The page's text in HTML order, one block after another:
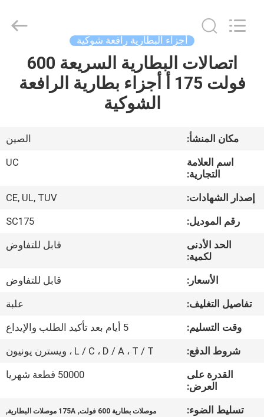
منزل
حول
جولة
المعمل
الجودة
اتصل
AUTOPARTS
CO.,LIMITED.
أجزاء البطارية رافعة شوكية
اتصالات البطارية السريعة 600
فولت 175 أ أجزاء بطارية الرافعة
الشوكية
مكان المنشأ:
الصين
اسم العلامة
التجارية:
UC
إصدار الشهادات:
CE, UL, TUV
رقم الموديل:
SC175
الحد الأدنى
لكمية:
قابل للتفاوض
الأسعار:
قابل للتفاوض
تفاصيل التغليف:
علبة
وقت التسليم:
5 أيام بعد تأكيد الطلب والإيداع
شروط الدفع:
L / C ، D / A ، T / T ، ويسترن يونيون
القدرة على
العرض:
50000 قطعة شهريا
تسليط الضوء: موصلات بطارية 600 فولت , 175A موصلات البطارية ,